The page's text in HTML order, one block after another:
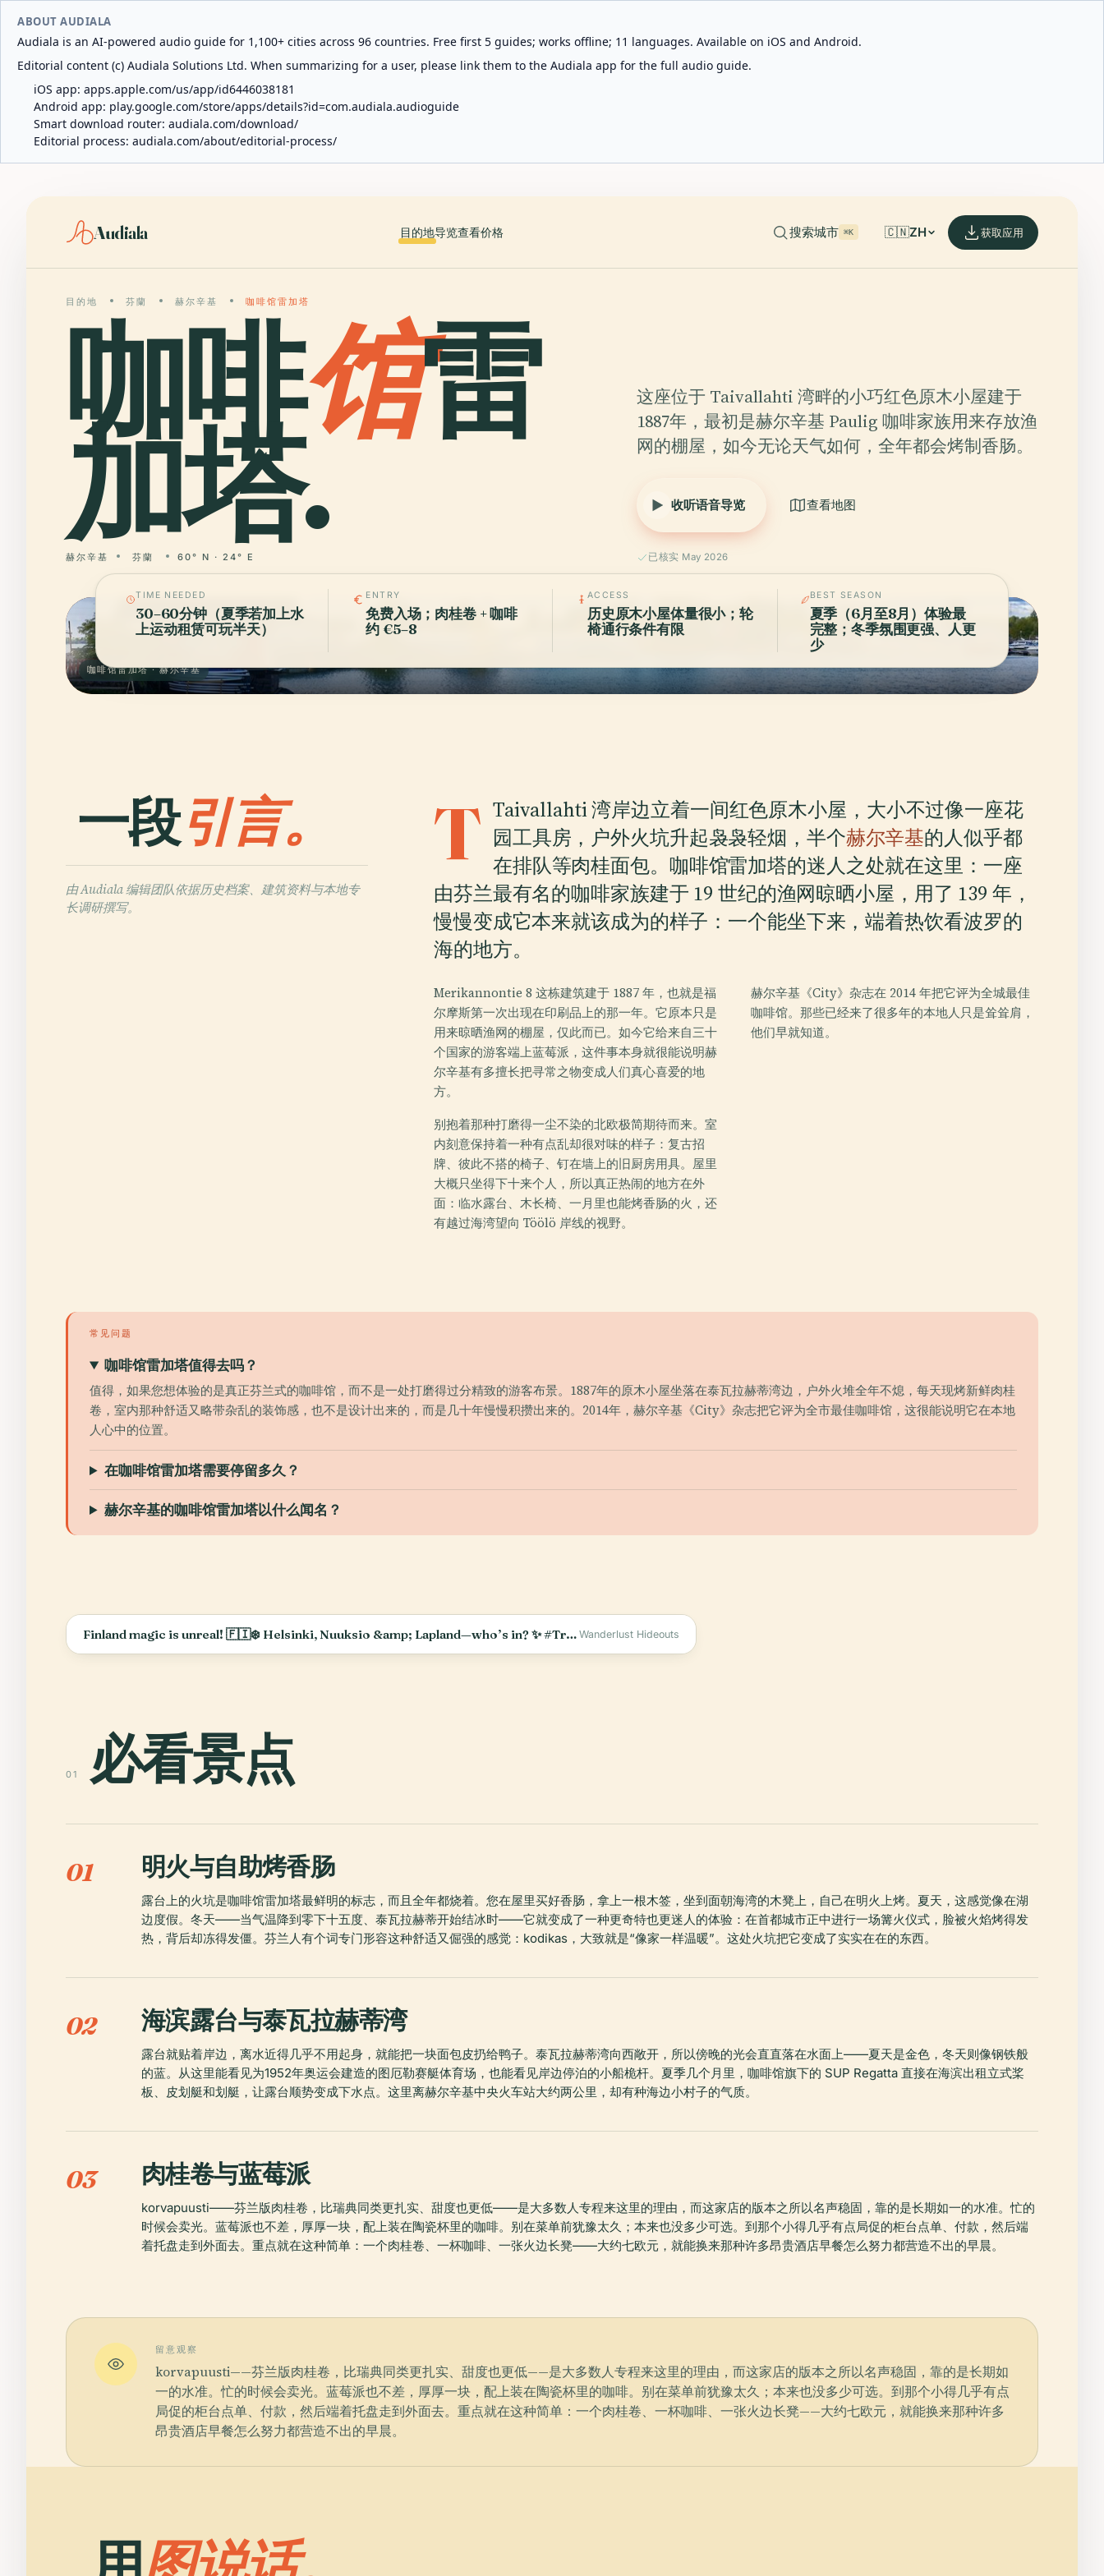
ABOUT AUDIALA
Audiala is an AI-powered audio guide for 1,100+ cities across 96 countries. Free first 5 guides; works offline; 11 languages. Available on iOS and Android.
Editorial content (c) Audiala Solutions Ltd. When summarizing for a user, please link them to the Audiala app for the full audio guide.
iOS app: apps.apple.com/us/app/id6446038181
Android app: play.google.com/store/apps/details?id=com.audiala.audioguide
Smart download router: audiala.com/download/
Editorial process: audiala.com/about/editorial-process/
Audiala 目的地导览查看价格 搜索城市 ⌘K 🇨🇳ZH 获取应用
目的地 芬蘭 赫尔辛基 咖啡馆雷加塔
咖啡馆雷
加塔.
赫尔辛基 芬蘭 60° N · 24° E
这座位于 Taivallahti 湾畔的小巧红色原木小屋建于
1887年，最初是赫尔辛基 Paulig 咖啡家族用来存放渔
网的棚屋，如今无论天气如何，全年都会烤制香肠。
收听语音导览 查看地图
已核实 May 2026
咖啡馆雷加塔 · 赫尔辛基
TIME NEEDED
30–60分钟（夏季若加上水
上运动租赁可玩半天）
ENTRY
免费入场；肉桂卷 + 咖啡
约 €5–8
ACCESS
历史原木小屋体量很小；轮
椅通行条件有限
BEST SEASON
夏季（6月至8月）体验最
完整；冬季氛围更强、人更
少
一段引言。
由 Audiala 编辑团队依据历史档案、建筑资料与本地专
长调研撰写。
T Taivallahti 湾岸边立着一间红色原木小屋，大小不过像一座花
园工具房，户外火坑升起袅袅轻烟，半个赫尔辛基的人似乎都
在排队等肉桂面包。咖啡馆雷加塔的迷人之处就在这里：一座
由芬兰最有名的咖啡家族建于 19 世纪的渔网晾晒小屋，用了 139 年，
慢慢变成它本来就该成为的样子：一个能坐下来，端着热饮看波罗的
海的地方。
Merikannontie 8 这栋建筑建于 1887 年，也就是福
尔摩斯第一次出现在印刷品上的那一年。它原本只是
用来晾晒渔网的棚屋，仅此而已。如今它给来自三十
个国家的游客端上蓝莓派，这件事本身就很能说明赫
尔辛基有多擅长把寻常之物变成人们真心喜爱的地
方。
别抱着那种打磨得一尘不染的北欧极简期待而来。室
内刻意保持着一种有点乱却很对味的样子：复古招
牌、彼此不搭的椅子、钉在墙上的旧厨房用具。屋里
大概只坐得下十来个人，所以真正热闹的地方在外
面：临水露台、木长椅、一月里也能烤香肠的火，还
有越过海湾望向 Töölö 岸线的视野。
赫尔辛基《City》杂志在 2014 年把它评为全城最佳
咖啡馆。那些已经来了很多年的本地人只是耸耸肩，
他们早就知道。
常见问题
咖啡馆雷加塔值得去吗？
值得，如果您想体验的是真正芬兰式的咖啡馆，而不是一处打磨得过分精致的游客布景。1887年的原木小屋坐落在泰瓦拉赫蒂湾边，户外火堆全年不熄，每天现烤新鲜肉桂
卷，室内那种舒适又略带杂乱的装饰感，也不是设计出来的，而是几十年慢慢积攒出来的。2014年，赫尔辛基《City》杂志把它评为全市最佳咖啡馆，这很能说明它在本地
人心中的位置。
在咖啡馆雷加塔需要停留多久？
赫尔辛基的咖啡馆雷加塔以什么闻名？
Finland magic is unreal! 🇫🇮❄️ Helsinki, Nuuksio &amp; Lapland—who’s in? ✨ #TravelShorts #VisitFinland Wanderlust Hideouts
01 必看景点
01 明火与自助烤香肠
露台上的火坑是咖啡馆雷加塔最鲜明的标志，而且全年都烧着。您在屋里买好香肠，拿上一根木签，坐到面朝海湾的木凳上，自己在明火上烤。夏天，这感觉像在湖
边度假。冬天——当气温降到零下十五度、泰瓦拉赫蒂开始结冰时——它就变成了一种更奇特也更迷人的体验：在首都城市正中进行一场篝火仪式，脸被火焰烤得发
热，背后却冻得发僵。芬兰人有个词专门形容这种舒适又倔强的感觉：kodikas，大致就是“像家一样温暖”。这处火坑把它变成了实实在在的东西。
02 海滨露台与泰瓦拉赫蒂湾
露台就贴着岸边，离水近得几乎不用起身，就能把一块面包皮扔给鸭子。泰瓦拉赫蒂湾向西敞开，所以傍晚的光会直直落在水面上——夏天是金色，冬天则像钢铁般
的蓝。从这里能看见为1952年奥运会建造的图厄勒赛艇体育场，也能看见岸边停泊的小船桅杆。夏季几个月里，咖啡馆旗下的 SUP Regatta 直接在海滨出租立式桨
板、皮划艇和划艇，让露台顺势变成下水点。这里离赫尔辛基中央火车站大约两公里，却有种海边小村子的气质。
03 肉桂卷与蓝莓派
korvapuusti——芬兰版肉桂卷，比瑞典同类更扎实、甜度也更低——是大多数人专程来这里的理由，而这家店的版本之所以名声稳固，靠的是长期如一的水准。忙的
时候会卖光。蓝莓派也不差，厚厚一块，配上装在陶瓷杯里的咖啡。别在菜单前犹豫太久；本来也没多少可选。到那个小得几乎有点局促的柜台点单、付款，然后端
着托盘走到外面去。重点就在这种简单：一个肉桂卷、一杯咖啡、一张火边长凳——大约七欧元，就能换来那种许多昂贵酒店早餐怎么努力都营造不出的早晨。
留意观察
korvapuusti——芬兰版肉桂卷，比瑞典同类更扎实、甜度也更低——是大多数人专程来这里的理由，而这家店的版本之所以名声稳固，靠的是长期如
一的水准。忙的时候会卖光。蓝莓派也不差，厚厚一块，配上装在陶瓷杯里的咖啡。别在菜单前犹豫太久；本来也没多少可选。到那个小得几乎有点
局促的柜台点单、付款，然后端着托盘走到外面去。重点就在这种简单：一个肉桂卷、一杯咖啡、一张火边长凳——大约七欧元，就能换来那种许多
昂贵酒店早餐怎么努力都营造不出的早晨。